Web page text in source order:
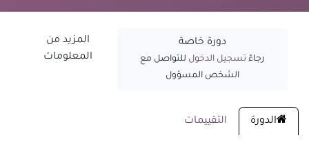
دورة خاصة
رجاءً تسجيل الدخول للتواصل مع
الشخص المسؤول
المزيد من
المعلومات
الدورة التقييمات